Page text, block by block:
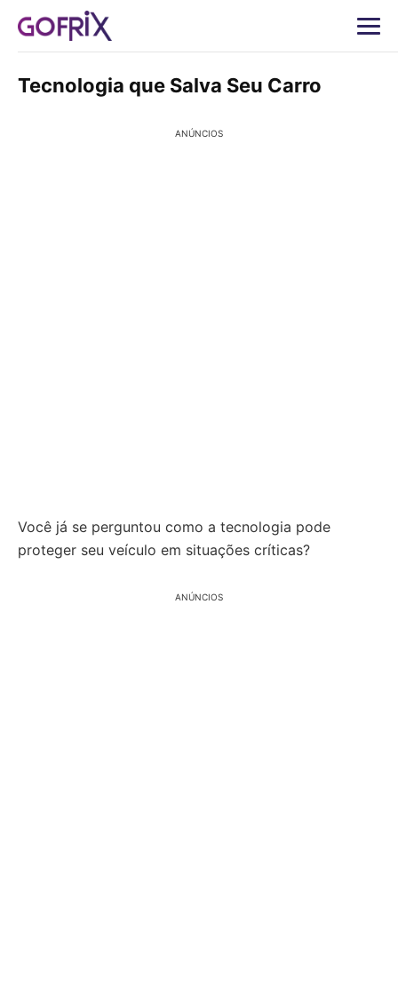
Tecnologia que Salva Seu Carro
ANÚNCIOS
Você já se perguntou como a tecnologia pode
proteger seu veículo em situações críticas?
ANÚNCIOS